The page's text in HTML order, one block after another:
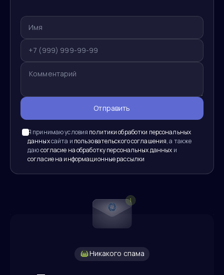
Отправить
Я принимаю условия политики обработки персональных
данныхсайта и пользовательского соглашения, а также
даюсогласие на обработку персональных данных и
согласие на информационные рассылки
Никакого спама